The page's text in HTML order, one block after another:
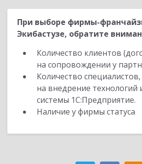
При выборе фирмы-
Экибастузе, обратите
Количество клиентов
на сопровождении у
Количество
на внедрение
системы 1С:Предприятие.
Наличие у фирмы статуса